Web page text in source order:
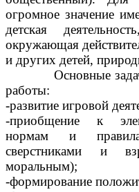
огромное значение
детская
окружающая
и других детей,
Основные задачи
работы:
-развитие игровой
-приобщение к
нормам и
сверстниками и
моральным);
-формирование